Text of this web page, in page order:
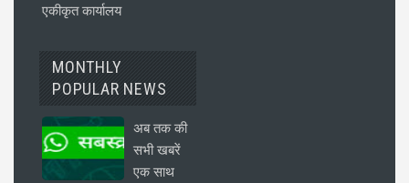
एकीकृत कार्यालय
MONTHLY
POPULAR NEWS
अब तक की
सभी खबरें
एक साथ